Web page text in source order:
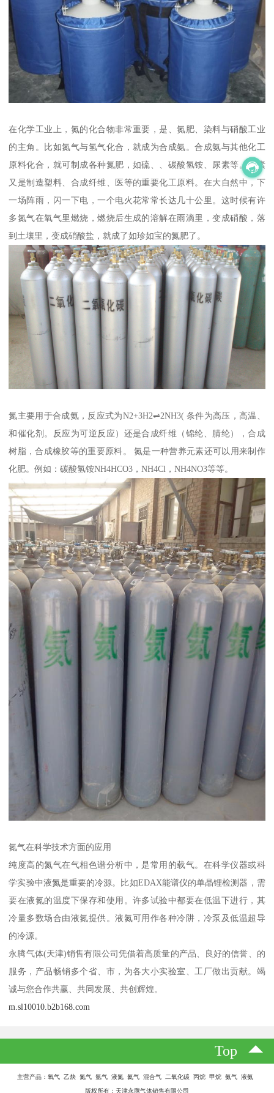
在化学工业上，氮的化合物非常重要，是、氮肥、染料与硝酸工业
的主角。比如氮气与氢气化合，就成为合成氨。合成氨与其他化工
原料化合，就可制成各种氮肥，如硫、、碳酸氢铵、尿素等。尿素
又是制造塑料、合成纤维、医等的重要化工原料。在大自然中，下
一场阵雨，闪一下电，一个电火花常常长达几十公里。这时候有许
多氮气在氧气里燃烧，燃烧后生成的溶解在雨滴里，变成硝酸，落
到土壤里，变成硝酸盐，就成了如珍如宝的氮肥了。
氮主要用于合成氨，反应式为N2+3H2⇌2NH3( 条件为高压，高温、
和催化剂。反应为可逆反应）还是合成纤维（锦纶、腈纶），合成
树脂，合成橡胶等的重要原料。 氮是一种营养元素还可以用来制作
化肥。例如：碳酸氢铵NH4HCO3，NH4Cl，NH4NO3等等。
氮气在科学技术方面的应用
纯度高的氮气在气相色谱分析中，是常用的载气。在科学仪器或科
学实验中液氮是重要的冷源。比如EDAX能谱仪的单晶锂检测器，需
要在液氮的温度下保存和使用。许多试验中都要在低温下进行，其
冷量多数场合由液氮提供。液氮可用作各种冷阱，冷泵及低温超导
的冷源。
永腾气体(天津)销售有限公司凭借着高质量的产品、良好的信誉、的
服务，产品畅销多个省、市，为各大小实验室、工厂做出贡献。竭
诚与您合作共赢、共同发展、共创辉煌。
m.sl10010.b2b168.com
Top
主营产品：氧气 乙炔 氮气 氩气 液氮 氦气 混合气 二氧化碳 丙烷 甲烷 氨气 液氨
版权所有：天津永腾气体销售有限公司